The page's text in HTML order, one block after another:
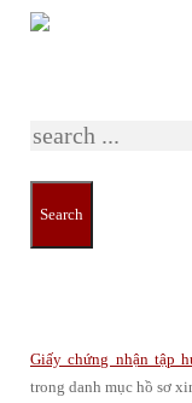
Search
Xin cấp
thực phẩm
Giấy chứng nhận tập
trong danh mục hồ sơ